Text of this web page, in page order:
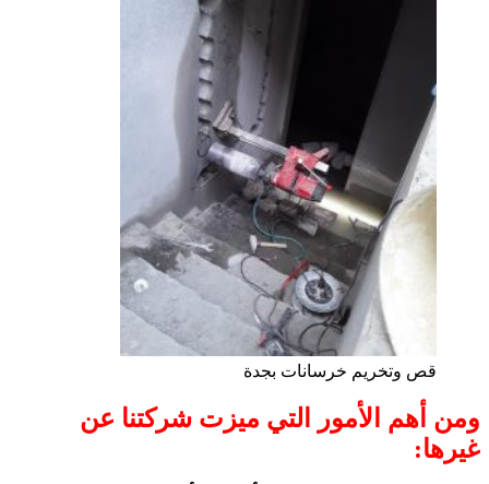
قص وتخريم خرسانات بجدة
ومن أهم الأمور التي ميزت شركتنا عن
غيرها: